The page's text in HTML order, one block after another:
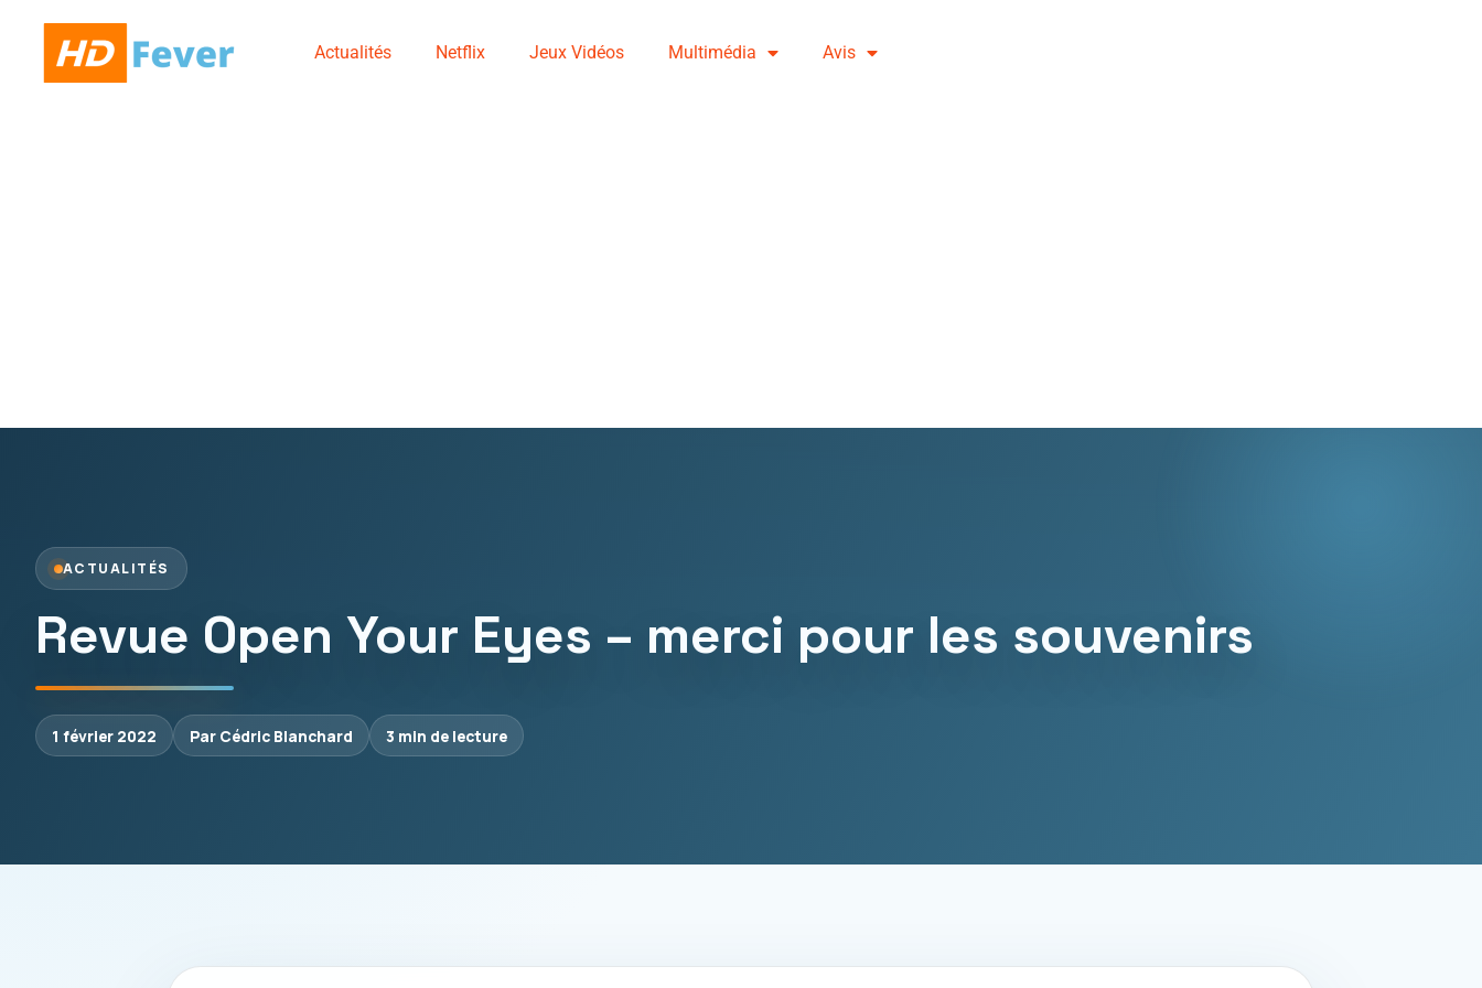
Actualités Netflix Jeux Vidéos Multimédia Avis
ACTUALITÉS
Revue Open Your Eyes – merci pour les souvenirs
1 février 2022 Par Cédric Blanchard 3 min de lecture